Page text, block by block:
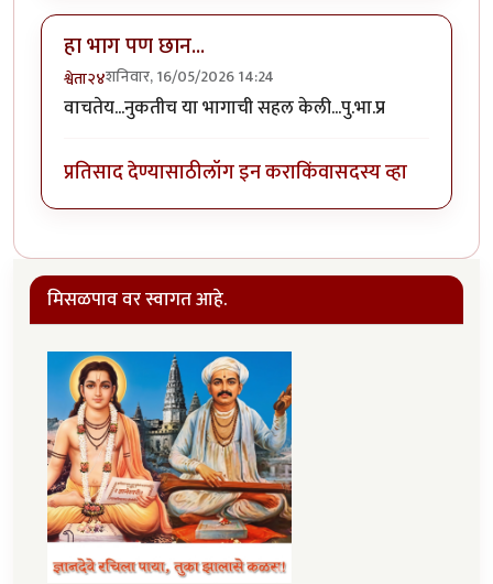
हा भाग पण छान...
श्वेता२४शनिवार, 16/05/2026 14:24
वाचतेय...नुकतीच या भागाची सहल केली...पु.भा.प्र
प्रतिसाद देण्यासाठीलॉग इन कराकिंवासदस्य व्हा
मिसळपाव वर स्वागत आहे.